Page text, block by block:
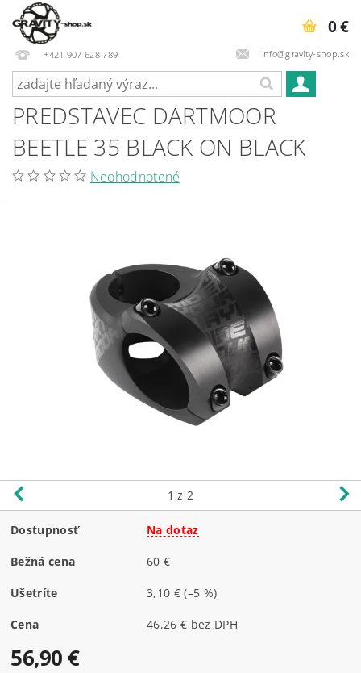
+421 907 628 789 info@gravity-shop.sk
0 €
PREDSTAVEC DARTMOOR
BEETLE 35 BLACK ON BLACK
Neohodnotené
1 z 2
Dostupnosť Na dotaz
Bežná cena 60 €
Ušetríte 3,10 €(–5 %)
Cena 46,26 € bez DPH
56,90 €